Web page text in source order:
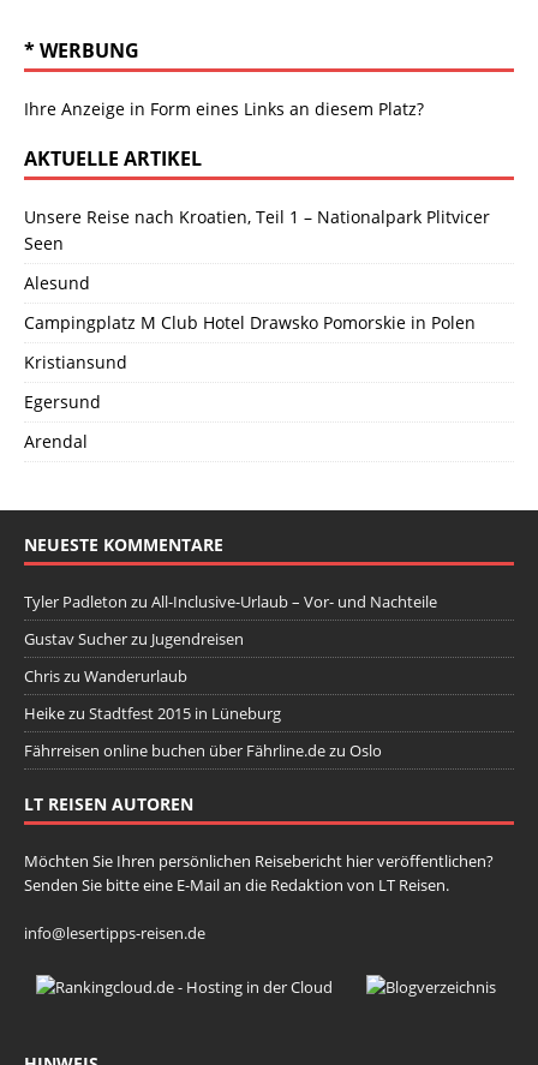
* WERBUNG
Ihre Anzeige in Form eines Links an diesem Platz?
AKTUELLE ARTIKEL
Unsere Reise nach Kroatien, Teil 1 – Nationalpark Plitvicer
Seen
Alesund
Campingplatz M Club Hotel Drawsko Pomorskie in Polen
Kristiansund
Egersund
Arendal
NEUESTE KOMMENTARE
Tyler Padleton zu All-Inclusive-Urlaub – Vor- und Nachteile
Gustav Sucherzu Jugendreisen
Chriszu Wanderurlaub
Heikezu Stadtfest 2015 in Lüneburg
Fährreisen online buchen über Fährline.dezu Oslo
LT REISEN AUTOREN
Möchten Sie Ihren persönlichen Reisebericht hier veröffentlichen?
Senden Sie bitte eine E-Mail an die Redaktion von LT Reisen.
info@lesertipps-reisen.de